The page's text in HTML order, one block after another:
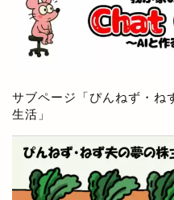
サブページ「ぴんねず・ね
生活 」